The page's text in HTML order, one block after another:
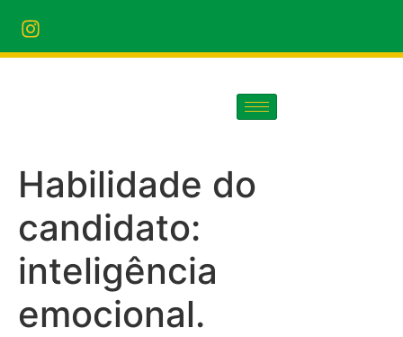
Habilidade do
candidato:
inteligência
emocional.